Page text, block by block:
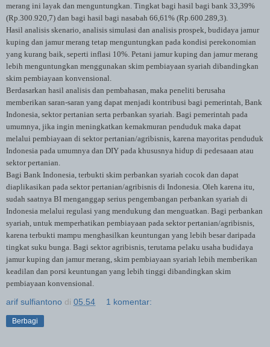
merang ini layak dan menguntungkan. Tingkat bagi hasil bagi bank 33,39%
(Rp.300.920,7) dan bagi hasil bagi nasabah 66,61% (Rp.600.289,3).
Hasil analisis skenario, analisis simulasi dan analisis prospek, budidaya jamur
kuping dan jamur merang tetap menguntungkan pada kondisi perekonomian
yang kurang baik, seperti inflasi 10%. Petani jamur kuping dan jamur merang
lebih menguntungkan menggunakan skim pembiayaan syariah dibandingkan
skim pembiayaan konvensional.
Berdasarkan hasil analisis dan pembahasan, maka peneliti berusaha
memberikan saran-saran yang dapat menjadi kontribusi bagi pemerintah, Bank
Indonesia, sektor pertanian serta perbankan syariah. Bagi pemerintah pada
umumnya, jika ingin meningkatkan kemakmuran penduduk maka dapat
melalui pembiayaan di sektor pertanian/agribisnis, karena mayoritas penduduk
Indonesia pada umumnya dan DIY pada khususnya hidup di pedesaaan atau
sektor pertanian.
Bagi Bank Indonesia, terbukti skim perbankan syariah cocok dan dapat
diaplikasikan pada sektor pertanian/agribisnis di Indonesia. Oleh karena itu,
sudah saatnya BI menganggap serius pengembangan perbankan syariah di
Indonesia melalui regulasi yang mendukung dan menguatkan. Bagi perbankan
syariah, untuk memperhatikan pembiayaan pada sektor pertanian/agribisnis,
karena terbukti mampu menghasilkan keuntungan yang lebih besar daripada
tingkat suku bunga. Bagi sektor agribisnis, terutama pelaku usaha budidaya
jamur kuping dan jamur merang, skim pembiayaan syariah lebih memberikan
keadilan dan porsi keuntungan yang lebih tinggi dibandingkan skim
pembiayaan konvensional.
arif sulfiantono di 05.54 1 komentar:
Berbagi